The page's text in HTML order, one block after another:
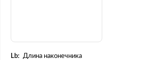
Lb: Длина наконечника